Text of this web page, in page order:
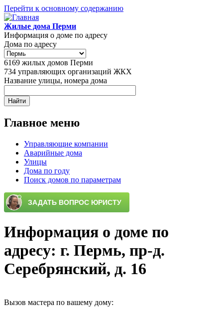
Перейти к основному содержанию
Жилые дома Перми
Информация о доме по адресу
Дома по адресу
6169 жилых домов Перми
734 управляющих организаций ЖКХ
Название улицы, номера дома
Главное меню
Управляющие компании
Аварийные дома
Улицы
Дома по году
Поиск домов по параметрам
Информация о доме по
адресу: г. Пермь, пр-д.
Серебрянский, д. 16
Вызов мастера по вашему дому: